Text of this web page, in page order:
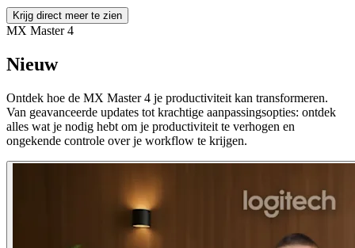
Krijg direct meer te zien
MX Master 4
Nieuw
Ontdek hoe de MX Master 4 je productiviteit kan transformeren.
Van geavanceerde updates tot krachtige aanpassingsopties: ontdek
alles wat je nodig hebt om je productiviteit te verhogen en
ongekende controle over je workflow te krijgen.